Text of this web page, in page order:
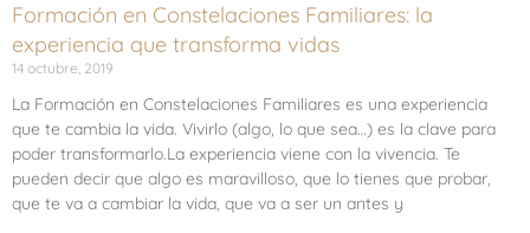
Formación en Constelaciones Familiares: la
experiencia que transforma vidas
14 octubre, 2019
La Formación en Constelaciones Familiares es una experiencia
que te cambia la vida. Vivirlo (algo, lo que sea…) es la clave para
poder transformarlo.La experiencia viene con la vivencia. Te
pueden decir que algo es maravilloso, que lo tienes que probar,
que te va a cambiar la vida, que va a ser un antes y